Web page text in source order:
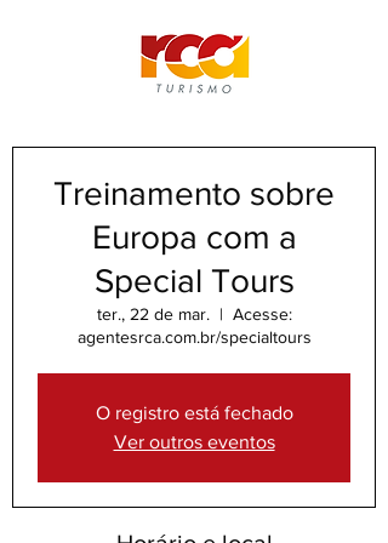
Treinamento sobre
Europa com a
Special Tours
ter., 22 de mar.
  |
Acesse:
agentesrca.com.br/specialtours
O registro está fechado
Ver outros eventos